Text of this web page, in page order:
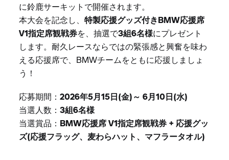
に鈴鹿サーキットで開催されます。
本大会を記念し、特製応援グッズ付きBMW応援席
V1指定席観戦券を、抽選で3組6名様にプレゼント
します。耐久レースならではの緊張感と興奮を味わ
える応援席で、BMWチームをともに応援しましょ
う！
応募期間：2026年5月15日(金)～ 6月10日(水)
当選人数：3組6名様
当選賞品： BMW応援席 V1指定席観戦券 + 応援グッ
ズ(応援フラッグ、麦わらハット、マフラータオル)